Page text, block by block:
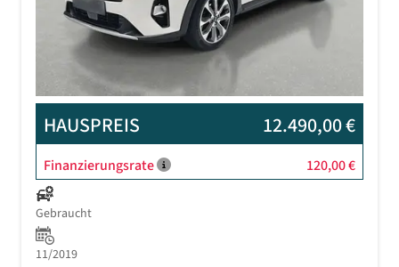
HAUSPREIS 12.490,00 €
Finanzierungsrate 120,00 €
Gebraucht
11/2019